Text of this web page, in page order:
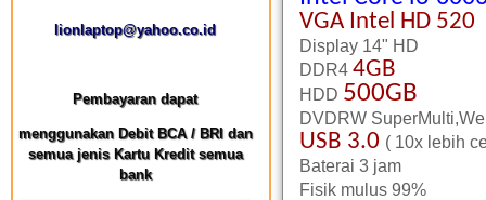
lionlaptop@yahoo.co.id
Pembayaran dapat
menggunakan Debit BCA / BRI dan
semua jenis Kartu Kredit semua
bank
VGA Intel HD 520
Display 14" HD
DDR4 4GB
HDD 500GB
DVDRW
USB 3.0 ( 10x lebih
Baterai 3 jam
Fisik mulus 99%